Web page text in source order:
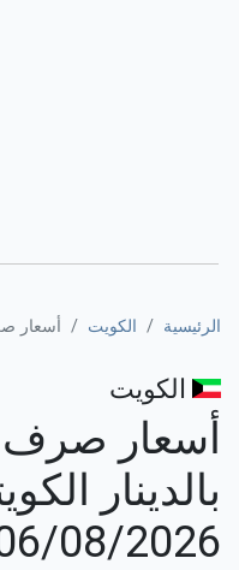
الرئيسية الكويت أسعار
الكويت
أسعار صرف
بالدينار
08/2026